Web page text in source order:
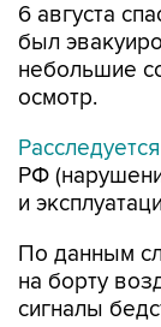
6 августа
был
небольшие
осмотр.
Расследуется
РФ
и
По данным
на борту
сигналы